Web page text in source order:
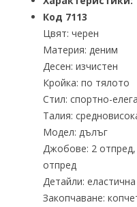
Код 7113
Цвят: черен
Материя: деним
Десен: изчистен
Кройка: по тялото
Стил: спортно-
Талия:
Модел: дълъг
Джобове: 2
отпред
Детайли:
Закопчаване: